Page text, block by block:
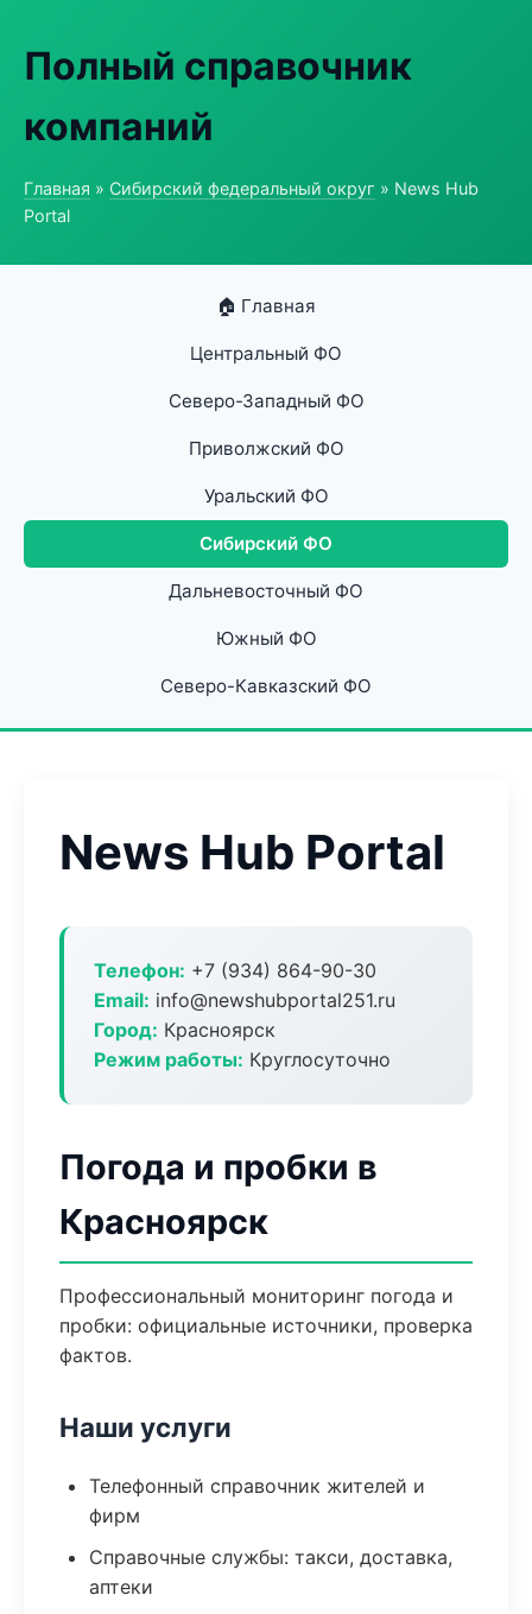
Полный справочник
компаний
Главная » Сибирский федеральный округ » News Hub
Portal
🏠 Главная
Центральный ФО
Северо-Западный ФО
Приволжский ФО
Уральский ФО
Сибирский ФО
Дальневосточный ФО
Южный ФО
Северо-Кавказский ФО
News Hub Portal
Телефон: +7 (934) 864-90-30
Email: info@newshubportal251.ru
Город: Красноярск
Режим работы: Круглосуточно
Погода и пробки в
Красноярск
Профессиональный мониторинг погода и
пробки: официальные источники, проверка
фактов.
Наши услуги
Телефонный справочник жителей и
фирм
Справочные службы: такси, доставка,
аптеки